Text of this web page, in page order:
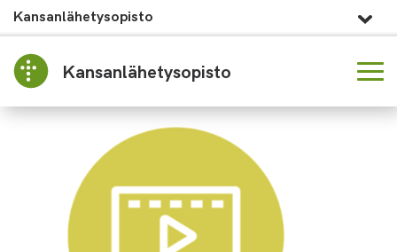
Kansanlähetysopisto
Kansanlähetysopisto